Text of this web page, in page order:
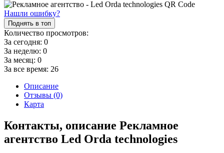
Нашли ошибку?
Поднять в топ
Количество просмотров:
За сегодня: 0
За неделю: 0
За месяц: 0
За все время: 26
Описание
Отзывы (0)
Карта
Контакты, описание Рекламное
агентство Led Orda technologies